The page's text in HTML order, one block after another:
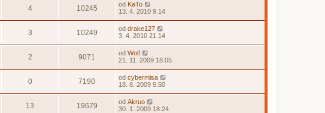
4 10245 od KaTo
13. 4. 2010 9.14
3 10249 od drake127
3. 4. 2010 21.14
2 9071 od Wolf
21. 11. 2009 18.05
0 7190 od cybermisa
18. 8. 2009 9.50
13 19679 od Akruo
30. 1. 2009 18.24